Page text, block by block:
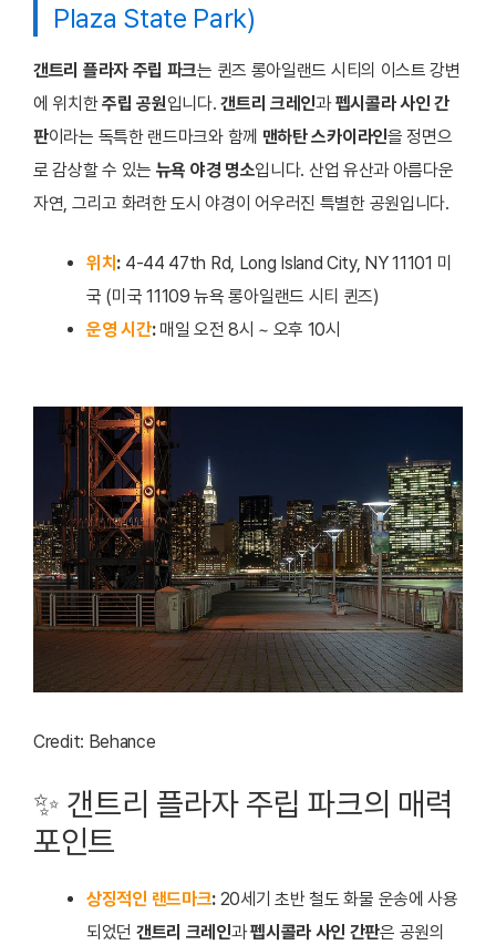
Plaza State Park)
갠트리 플라자 주립 파크는 퀸즈 롱아일랜드 시티의 이스트 강변
에 위치한주립 공원입니다.갠트리 크레인과펩시콜라 사인 간
판이라는 독특한 랜드마크와 함께 맨하탄 스카이라인을 정면으
로 감상할 수 있는 뉴욕 야경 명소입니다. 산업 유산과 아름다운
자연, 그리고 화려한 도시 야경이 어우러진 특별한 공원입니다.
위치 : 4-44 47th Rd, Long Island City, NY 11101 미
국 (미국 11109 뉴욕 롱아일랜드 시티 퀸즈)
운영 시간:매일 오전 8시 ~ 오후 10시
Credit: Behance
✨ 갠트리 플라자 주립 파크의 매력
포인트
상징적인 랜드마크: 20세기 초반 철도 화물 운송에 사용
되었던 갠트리 크레인과펩시콜라 사인 간판은 공원의